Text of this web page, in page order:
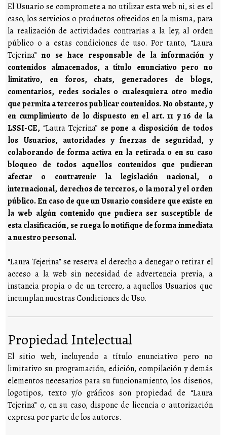
El Usuario se compromete a no utilizar esta web ni, si es el
caso, los servicios o productos ofrecidos en la misma, para
la realización de actividades contrarias a la ley, al orden
público o a estas condiciones de uso. Por tanto, “Laura
Tejerina”no se hace responsable de la información y
contenidos almacenados, a título enunciativo pero no
limitativo, en foros, chats, generadores de blogs,
comentarios, redes sociales o cualesquiera otro medio
que permita a terceros publicar contenidos. No obstante, y
en cumplimiento de lo dispuesto en el art. 11 y 16 de la
LSSI-CE, “Laura Tejerina” se pone a disposición de todos
los Usuarios, autoridades y fuerzas de seguridad, y
colaborando de forma activa en la retirada o en su caso
bloqueo de todos aquellos contenidos que pudieran
afectar o contravenir la legislación nacional, o
internacional, derechos de terceros, o la moral y el orden
público. En caso de que un Usuario considere que existe en
la web algún contenido que pudiera ser susceptible de
esta clasificación, se ruega lo notifique de forma inmediata
a nuestro personal.
“Laura Tejerina” se reserva el derecho a denegar o retirar el
acceso a la web sin necesidad de advertencia previa, a
instancia propia o de un tercero, a aquellos Usuarios que
incumplan nuestras Condiciones de Uso.
Propiedad Intelectual
El sitio web, incluyendo a título enunciativo pero no
limitativo su programación, edición, compilación y demás
elementos necesarios para su funcionamiento, los diseños,
logotipos, texto y/o gráficos son propiedad de “Laura
Tejerina” o, en su caso, dispone de licencia o autorización
expresa por parte de los autores.